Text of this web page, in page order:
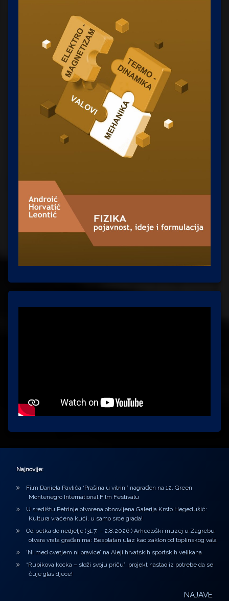
Najnovije:
Film Daniela Pavlića ‘Prašina u vitrini’ nagrađen na 12. Green
Montenegro International Film Festivalu
U središtu Petrinje otvorena obnovljena Galerija Krsto Hegedušić:
Kultura vraćena kući, u samo srce grada!
Od petka do nedjelje (31.7. – 2.8.2026.) Arheološki muzej u Zagrebu
otvara vrata građanima: Besplatan ulaz kao zaklon od toplinskog vala
‘Ni med cvetjem ni pravice’ na Aleji hrvatskih sportskih velikana
“Rubikova kocka – složi svoju priču”, projekt nastao iz potrebe da se
čuje glas djece!
NAJAVE